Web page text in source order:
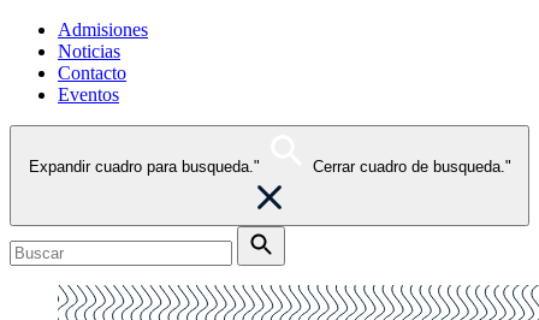
Admisiones
Noticias
Contacto
Eventos
Expandir cuadro para busqueda." Cerrar cuadro de busqueda."